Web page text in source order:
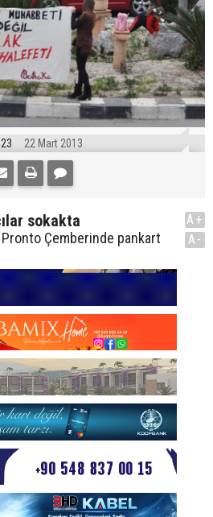
22 Mart 2013
sokakta
Çemberinde pankart
A+
A-